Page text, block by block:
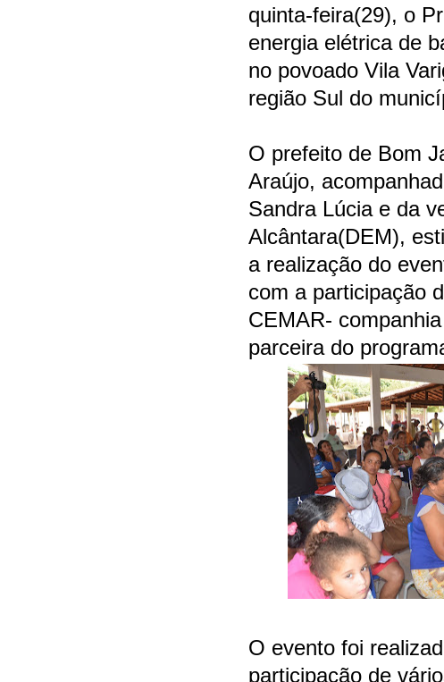
quinta-feira(29), o
energia elétrica de
no povoado Vila
região Sul do
O prefeito de Bom
Araújo,
Sandra Lúcia e da
Alcântara(DEM),
a realização do
com a participação
CEMAR-
parceira do
O evento foi
participação de